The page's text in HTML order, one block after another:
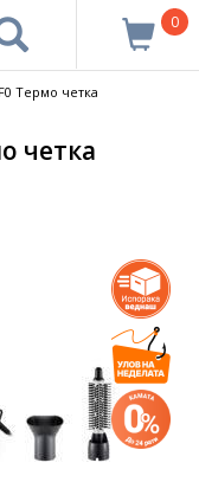
0
Термо четка
четка